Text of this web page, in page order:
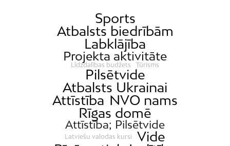
Sports
Atbalsts biedrībām
Labklājība
Projekta aktivitāte
Līdzdalības budžets Tūrisms
Pilsētvide
Atbalsts Ukrainai
Attīstība NVO nams
Rīgas domē
Attīstība; Pilsētvide
Latviešu valodas kursi
Vide